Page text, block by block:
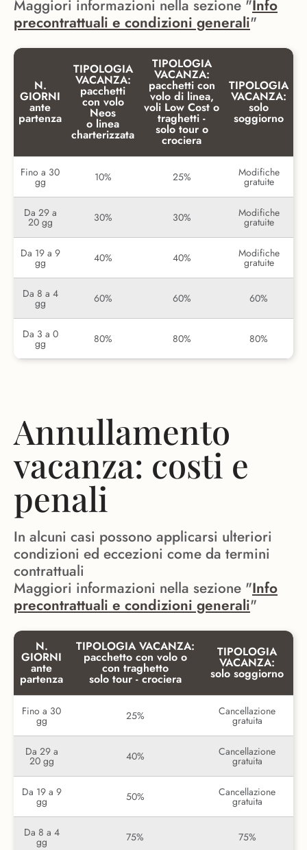
Maggiori informazioni nella sezione "Info
precontrattuali e condizioni generali"
N.
GIORNI
ante
partenza
TIPOLOGIA
VACANZA:
pacchetti
con volo
Neos
o linea
charterizzata
TIPOLOGIA
VACANZA:
pacchetti con
volo di linea,
voli Low Cost o
traghetti -
solo tour o
crociera
TIPOLOGIA
VACANZA:
solo
soggiorno
Fino a 30
gg 10% 25% Modifiche
gratuite
Da 29 a
20 gg 30% 30% Modifiche
gratuite
Da 19 a 9
gg 40% 40% Modifiche
gratuite
Da 8 a 4
gg 60% 60% 60%
Da 3 a 0
gg 80% 80% 80%
Annullamento
vacanza: costi e
penali
In alcuni casi possono applicarsi ulteriori
condizioni ed eccezioni come da termini
contrattuali
Maggiori informazioni nella sezione "Info
precontrattuali e condizioni generali"
N.
GIORNI
ante
partenza
TIPOLOGIA VACANZA:
pacchetto con volo o
con traghetto
solo tour - crociera
TIPOLOGIA
VACANZA:
solo soggiorno
Fino a 30
gg 25% Cancellazione
gratuita
Da 29 a
20 gg 40% Cancellazione
gratuita
Da 19 a 9
gg 50% Cancellazione
gratuita
Da 8 a 4
gg 75% 75%